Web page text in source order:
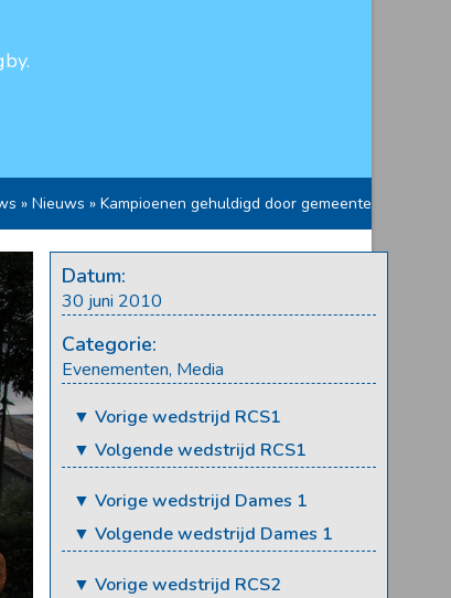
» Nieuws » Kampioenen gehuldigd door gemeente
Datum:
30 juni 2010
Categorie:
Evenementen, Media
▼ Vorige wedstrijd RCS1
▼ Volgende wedstrijd RCS1
▼ Vorige wedstrijd Dames 1
▼ Volgende wedstrijd Dames 1
▼ Vorige wedstrijd RCS2